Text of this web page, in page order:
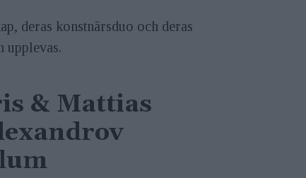
deras konstnärsduo och deras
upplevas.
& Mattias